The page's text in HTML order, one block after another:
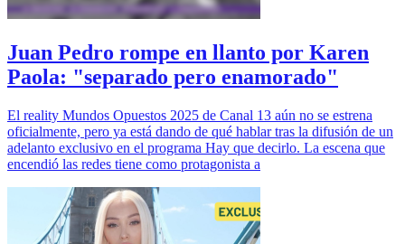
Juan Pedro rompe en llanto por Karen
Paola: "separado pero enamorado"
El reality Mundos Opuestos 2025 de Canal 13 aún no se estrena
oficialmente, pero ya está dando de qué hablar tras la difusión de un
adelanto exclusivo en el programa Hay que decirlo. La escena que
encendió las redes tiene como protagonista a